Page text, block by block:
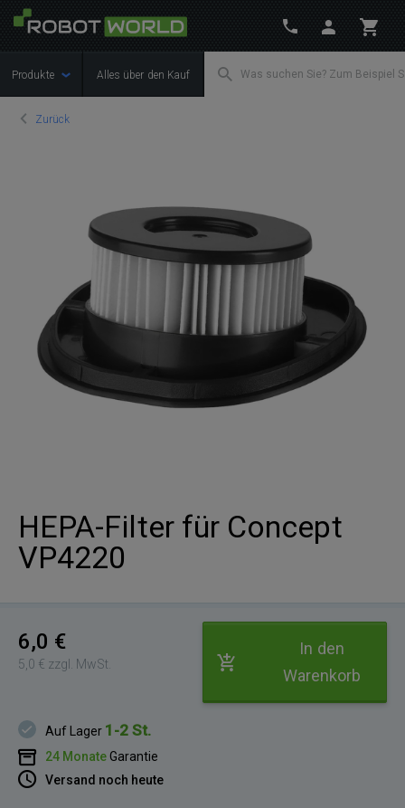
Produkte Alles über den Kauf
Zurück
HEPA-Filter für Concept
VP4220
6,0 €
5,0 € zzgl. MwSt.
In den
Warenkorb
Auf Lager 1-2 St.
24 MonateGarantie
Versand noch heute